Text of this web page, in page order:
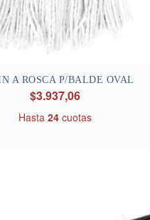
A ROSCA P/BALDE OVAL
$3.937,06
Hasta 24cuotas